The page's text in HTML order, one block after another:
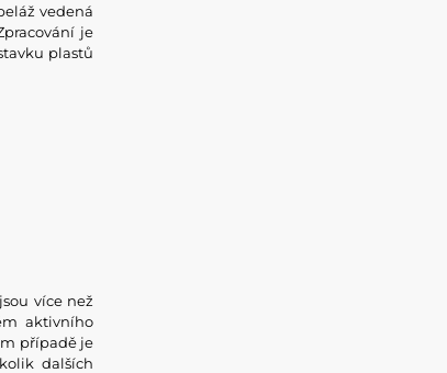
vedená
je
plastů
více než
aktivního
případě je
dalších